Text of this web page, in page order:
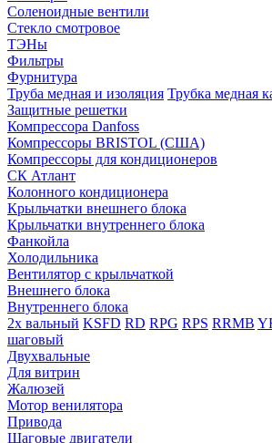
Соленоидные вентили
Стекло смотровое
ТЭНы
Фильтры
Фурнитура
Труба медная и изоляция Трубка медная
Защитные решетки
Компрессора Danfoss
Компрессоры BRISTOL (США)
Компрессоры для кондиционеров
СК Атлант
Колонного кондиционера
Крыльчатки внешнего блока
Крыльчатки внутреннего блока
Фанкойла
Холодильника
Вентилятор с крыльчаткой
Внешнего блока
Внутреннего блока
2х вальный KSFD RD RPG RPS RRMB
шаговый
Двухвальные
Для витрин
Жалюзей
Мотор венилятора
Привода
Шаговые двигатели